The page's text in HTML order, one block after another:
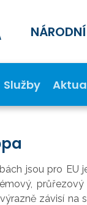
Služby
jsou pro
závisí na